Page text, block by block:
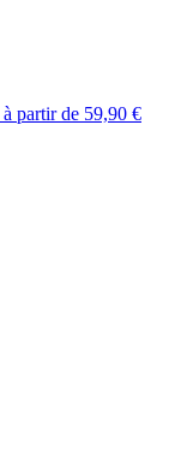
à partir de 59,90 €